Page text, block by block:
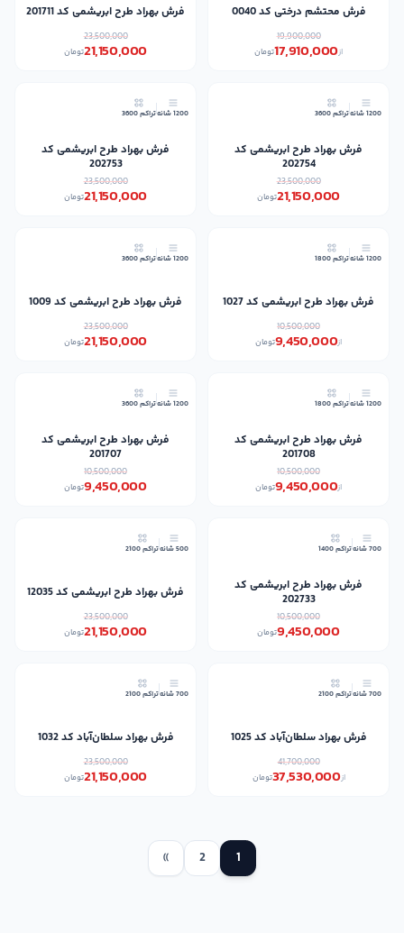
فرش محتشم درختی کد 0040
19,900,000
از17,910,000تومان
فرش بهراد طرح ابریشمی کد 201711
23,500,000
21,150,000تومان
1200 شانه تراکم 3600
فرش بهراد طرح ابریشمی کد
202754
23,500,000
21,150,000تومان
1200 شانه تراکم 3600
فرش بهراد طرح ابریشمی کد
202753
23,500,000
21,150,000تومان
1200 شانه تراکم 1800
فرش بهراد طرح ابریشمی کد 1027
10,500,000
از9,450,000تومان
1200 شانه تراکم 3600
فرش بهراد طرح ابریشمی کد 1009
23,500,000
21,150,000تومان
1200 شانه تراکم 1800
فرش بهراد طرح ابریشمی کد
201708
10,500,000
از9,450,000تومان
1200 شانه تراکم 3600
فرش بهراد طرح ابریشمی کد
201707
10,500,000
9,450,000تومان
700 شانه تراکم 1400
فرش بهراد طرح ابریشمی کد
202733
10,500,000
9,450,000تومان
500 شانه تراکم 2100
فرش بهراد طرح ابریشمی کد 12035
23,500,000
21,150,000تومان
700 شانه تراکم 2100
فرش بهراد سلطان‌آباد کد 1025
41,700,000
از37,530,000تومان
700 شانه تراکم 2100
فرش بهراد سلطان‌آباد کد 1032
23,500,000
21,150,000تومان
1
2
»